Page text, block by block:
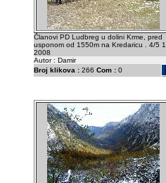
Članovi PD Ludbreg u dolini Krme, pred
usponom od 1550m na Kredaricu . 4/5
2008
Autor : Damir
Broj klikova :266 Com :0